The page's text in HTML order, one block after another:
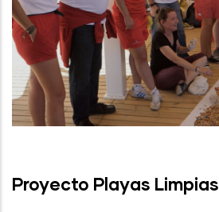
Proyecto Playas Limpias